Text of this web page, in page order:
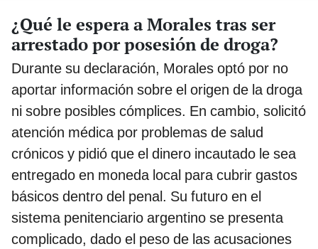
¿Qué le espera a Morales tras ser
arrestado por posesión de droga?
Durante su declaración, Morales optó por no
aportar información sobre el origen de la droga
ni sobre posibles cómplices. En cambio, solicitó
atención médica por problemas de salud
crónicos y pidió que el dinero incautado le sea
entregado en moneda local para cubrir gastos
básicos dentro del penal. Su futuro en el
sistema penitenciario argentino se presenta
complicado, dado el peso de las acusaciones